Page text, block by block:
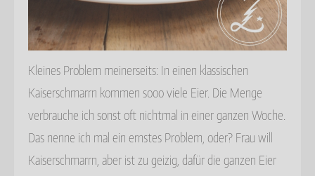
Kleines Problem meinerseits: In einen klassischen
Kaiserschmarrn kommen sooo viele Eier. Die Menge
verbrauche ich sonst oft nichtmal in einer ganzen Woche.
Das nenne ich mal ein ernstes Problem, oder? Frau will
Kaiserschmarrn, aber ist zu geizig, dafür die ganzen Eier